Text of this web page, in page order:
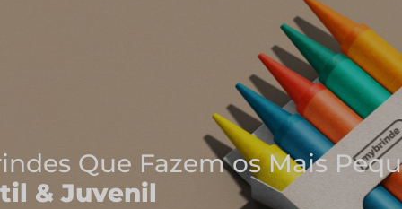
Onde Nascem As Melhores
Cadernos e Blocos de